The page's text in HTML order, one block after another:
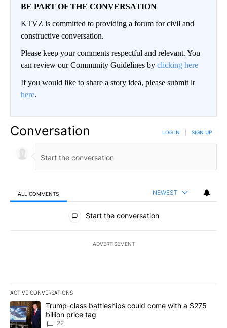
BE PART OF THE CONVERSATION
KTVZ is committed to providing a forum for civil and
constructive conversation.
Please keep your comments respectful and relevant. You
can review our Community Guidelines by clicking here
If you would like to share a story idea, please submit it
here.
Conversation LOG IN SIGN UP
ALL COMMENTS NEWEST
All Comments
Start the conversation
ADVERTISEMENT
ACTIVE CONVERSATIONS
The following is a list of the most commented articles in the last
A trending article titled "Trump-class battleships could come
Trump-class battleships could come with a $275
billion price tag
22